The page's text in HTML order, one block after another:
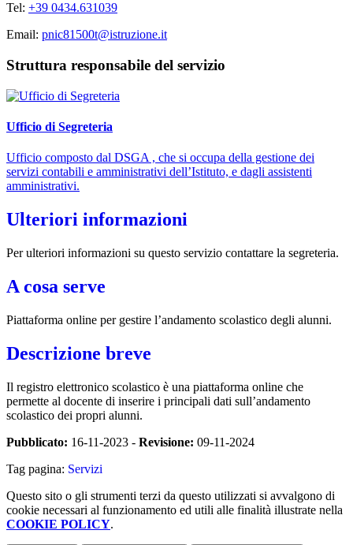
Tel: +39 0434.631039
Email: pnic81500t@istruzione.it
Struttura responsabile del servizio
Ufficio di Segreteria
Ufficio composto dal DSGA , che si occupa della gestione dei
servizi contabili e amministrativi dell’Istituto, e dagli assistenti
amministrativi.
Ulteriori informazioni
Per ulteriori informazioni su questo servizio contattare la segreteria.
A cosa serve
Piattaforma online per gestire l’andamento scolastico degli alunni.
Descrizione breve
Il registro elettronico scolastico è una piattaforma online che
permette al docente di inserire i principali dati sull’andamento
scolastico dei propri alunni.
Pubblicato: 16-11-2023 - Revisione: 09-11-2024
Tag pagina: Servizi
Questo sito o gli strumenti terzi da questo utilizzati si avvalgono di
cookie necessari al funzionamento ed utili alle finalità illustrate nella
COOKIE POLICY.